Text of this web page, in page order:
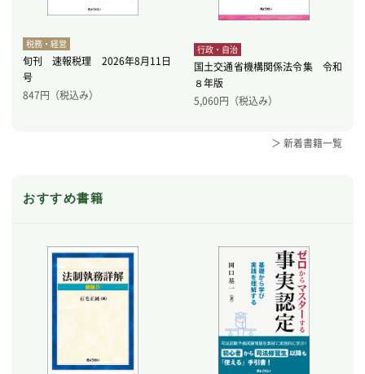
税務・経営
旬刊 速報税理 2026年8月11日
号
847円（税込み）
行政・自治
国土交通省機構関係法令集 令和
８年版
5,060円（税込み）
＞ 新着書籍一覧
おすすめ書籍